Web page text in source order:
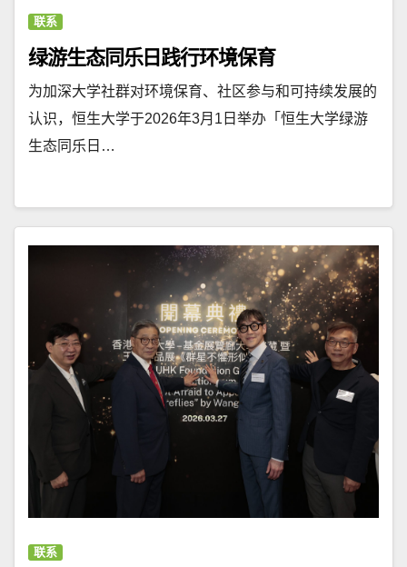
联系
绿游生态同乐日践行环境保育
为加深大学社群对环境保育、社区参与和可持续发展的
认识，恒生大学于2026年3月1日举办「恒生大学绿游
生态同乐日…
联系